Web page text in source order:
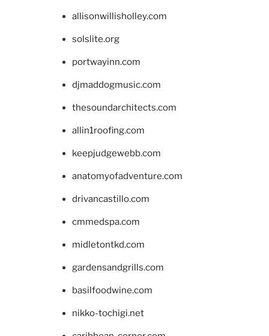
allisonwillisholley.com
solslite.org
portwayinn.com
djmaddogmusic.com
thesoundarchitects.com
allin1roofing.com
keepjudgewebb.com
anatomyofadventure.com
drivancastillo.com
cmmedspa.com
midletontkd.com
gardensandgrills.com
basilfoodwine.com
nikko-tochigi.net